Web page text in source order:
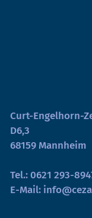
Curt-Engelhorn-
D6,3
68159 Mannheim
Tel.:0621 293-
E-Mail: